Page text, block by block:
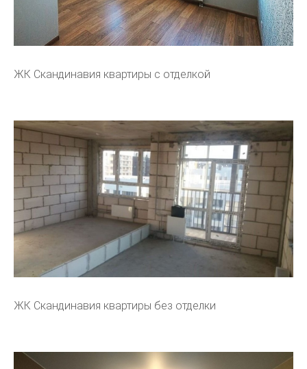
ЖК Скандинавия квартиры с отделкой
ЖК Скандинавия квартиры без отделки